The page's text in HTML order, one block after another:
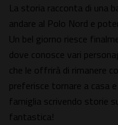
La storia racconta di una
andare al Polo Nord e
Un bel giorno riesce
dove conosce vari
che le offrirà di rimanere
preferisce tornare a casa
famiglia scrivendo storie
fantastica!